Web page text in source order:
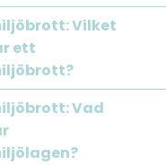
Vilket
ett
Vad